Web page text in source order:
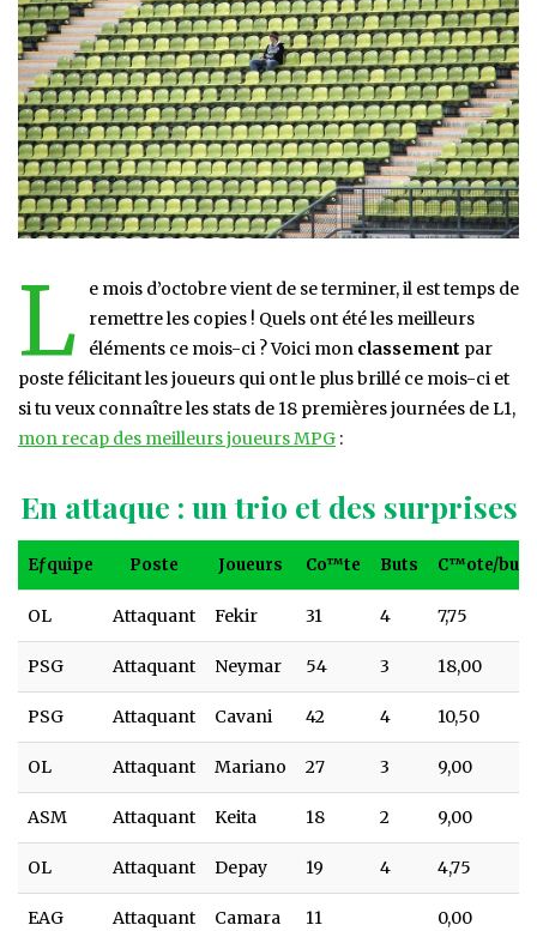
L
e mois d’octobre vient de se terminer, il est temps de
remettre les copies ! Quels ont été les meilleurs
éléments ce mois-ci ? Voici mon classement par
poste félicitant les joueurs qui ont le plus brillé ce mois-ci et
si tu veux connaître les stats de 18 premières journées de L1,
mon recap des meilleurs joueurs MPG :
En attaque : un trio et des surprises
Eƒquipe Poste Joueurs Co™te Buts
C™ote/buts
Eƒquipe
Poste Joueurs Co™te Buts C™ote/buts
OL Attaquant Fekir 31 4 7,75
PSG Attaquant Neymar 54 3 18,00
PSG Attaquant Cavani 42 4 10,50
OL Attaquant Mariano 27 3 9,00
ASM Attaquant Keita 18 2 9,00
OL Attaquant Depay 19 4 4,75
EAG Attaquant
Camara
11 0,00